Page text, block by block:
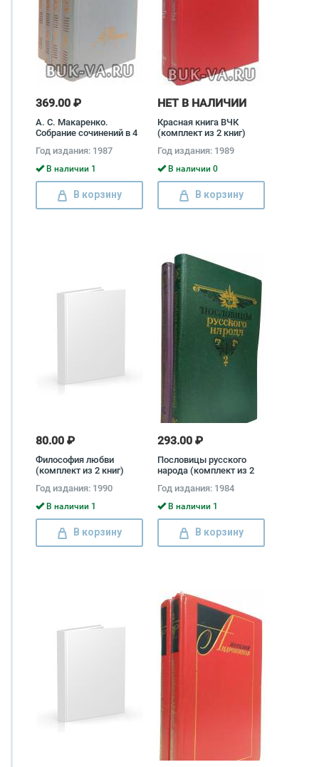
369.00 ₽
А. С. Макаренко.
Собрание сочинений в 4
Макаренко
Год издания: 1987
В наличии 1
В корзину
НЕТ В НАЛИЧИИ
Красная книга ВЧК
(комплект из 2 книг)
Год издания: 1989
В наличии 0
В корзину
80.00 ₽
Философия любви
(комплект из 2 книг)
Год издания: 1990
В наличии 1
В корзину
293.00 ₽
Пословицы русского
народа (комплект из 2
творчество
Год издания: 1984
В наличии 1
В корзину